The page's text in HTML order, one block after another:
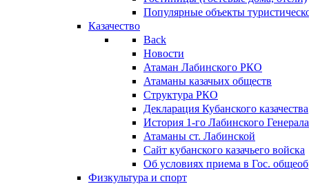
Популярные объекты
Казачество
Back
Новости
Атаман Лабинского РКО
Атаманы казачьих обществ
Структура РКО
Декларация Кубанского казачества
История 1-го Лабинского
Атаманы ст. Лабинской
Cайт кубанского казачьего войска
Об условиях приема в Гос.
Физкультура и спорт